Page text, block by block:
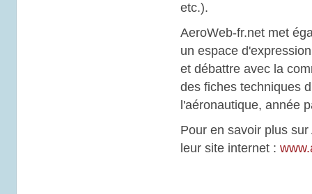
etc.).
AeroWeb-fr.net met
un espace
et débattre avec la
des fiches techniques
l'aéronautique, année
Pour en savoir plus
leur site internet :